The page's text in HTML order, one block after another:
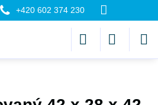
+420 602 374 230